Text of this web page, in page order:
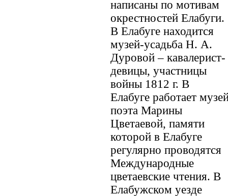
написаны по мотивам
окрестностей Елабуги.
В Елабуге находится
музей-усадьба Н. А.
Дуровой – кавалерист-
девицы, участницы
войны 1812 г. В
Елабуге работает
поэта Марины
Цветаевой, памяти
которой в Елабуге
регулярно проводятся
Международные
цветаевские чтения. В
Елабужском уезде